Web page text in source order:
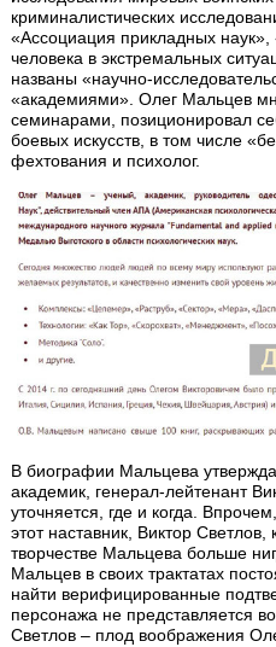
криминалистических
«Ассоциация прикладных
человека в экстремальных
названы «научно-
«академиями». Олег Мальцев
семинарами, позиционировал
боевых искусств, в том числе
фехтования и психолог.
В биографии Мальцева
академик, генерал-лейтенант
уточняется, где и когда.
этот наставник, Виктор
творчестве Мальцева больше
Мальцев в своих трактатах
найти верифицированные
персонажа не представляется
Светлов – плод воображения